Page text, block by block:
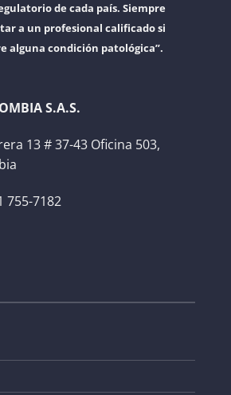
de cada país. Siempre
a un profesional calificado si
alguna condición patológica”.
S.A.S.
13 # 37-43 Oficina 503,
755-7182